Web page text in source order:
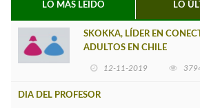
LO MÁS LEIDO LO
SKOKKA, LÍDER EN
ADULTOS EN CHILE
12-11-2019
DIA DEL PROFESOR